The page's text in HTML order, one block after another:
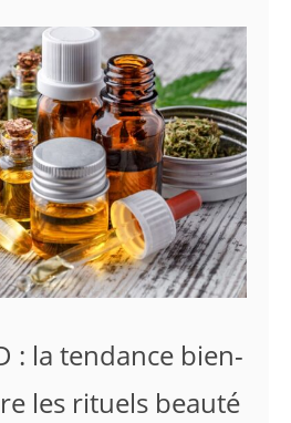
: la tendance bien-
les rituels beauté